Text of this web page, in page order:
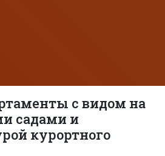
с видом на
садами и
курортного